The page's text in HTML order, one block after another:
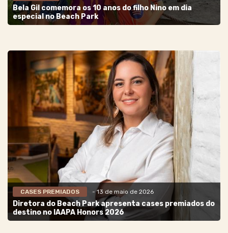
Bela Gil comemora os 10 anos do filho Nino em dia
especial no Beach Park
CASES PREMIADOS - 13 de maio de 2026
Diretora do Beach Park apresenta cases premiados do
destino no IAAPA Honors 2026